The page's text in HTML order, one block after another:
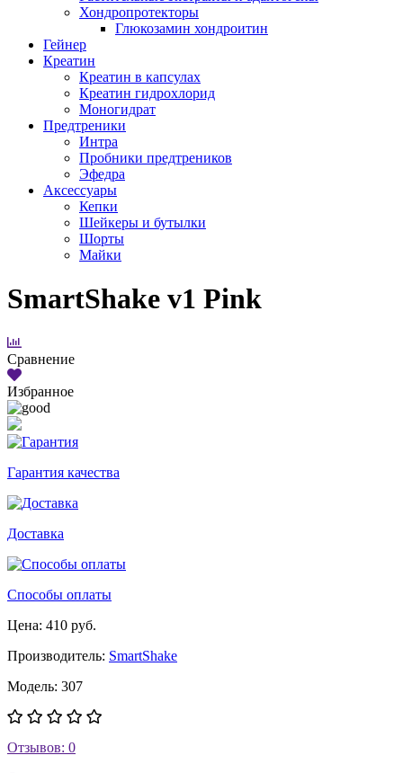
Хондропротекторы
Глюкозамин хондроитин
Гейнер
Креатин
Креатин в капсулах
Креатин гидрохлорид
Моногидрат
Предтреники
Интра
Пробники предтреников
Эфедра
Аксессуары
Кепки
Шейкеры и бутылки
Шорты
Майки
SmartShake v1 Pink
Сравнение
Избранное
Гарантия качества
Доставка
Способы оплаты
Цена: 410 руб.
Производитель: SmartShake
Модель: 307
Отзывов: 0